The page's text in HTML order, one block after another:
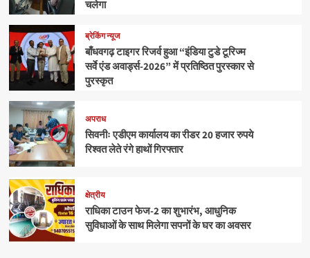
चलेगा
ब्रेकिंग न्यूज
बाँधवगढ़ टाइगर रिजर्व हुआ “इंडिया टुडे टूरिज्म
सर्वे एंड अवार्ड्स-2026” में प्रतिष्ठित पुरस्कार से
पुरस्कृत
अपराध
सिवनीः एडीएम कार्यालय का रीडर 20 हजार रुपये
रिश्वत लेते रंगे हाथों गिरफ्तार
क्षेत्रीय
राधिका टाउन फेज-2 का शुभारंभ, आधुनिक
सुविधाओं के साथ मिलेगा सपनों के घर का अवसर